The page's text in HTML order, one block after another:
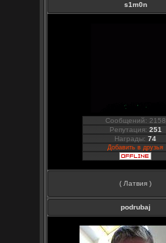
s1m0n
Сообщений: 2158
Репутация: 251
Награды:74
Добавить в друзья
( Латвия )
podrubaj